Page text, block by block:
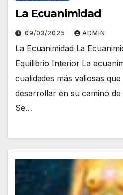
La Ecuanimidad
09/03/2025 ADMIN
La Ecuanimidad La
Equilibrio Interior La
cualidades más valiosas
desarrollar en su camino
Se…